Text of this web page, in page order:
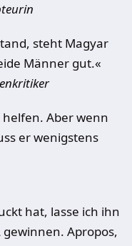
steht Magyar
Männer gut.«
Aber wenn
er wenigstens
hat, lasse ich ihn
Apropos,